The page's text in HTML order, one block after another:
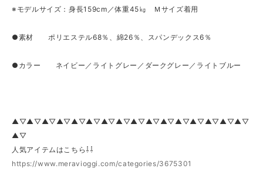
※モデルサイズ：身長159cm／体重45㎏ Ｍサイズ着用
●素材 ポリエステル68％、綿26％、スパンデックス6％
●カラー ネイビー／ライトグレー／ダークグレー／ライトブルー
▲▽▲▽▲▽▲▽▲▽▲▽▲▽▲▽▲▽▲▽▲▽▲▽▲▽▲▽▲▽▲▽
▲▽
人気アイテムはこちら⇩⇩
https://www.meravioggi.com/categories/3675301